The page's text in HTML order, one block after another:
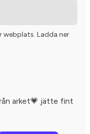
webplats. Ladda ner
arket💗 jätte fint